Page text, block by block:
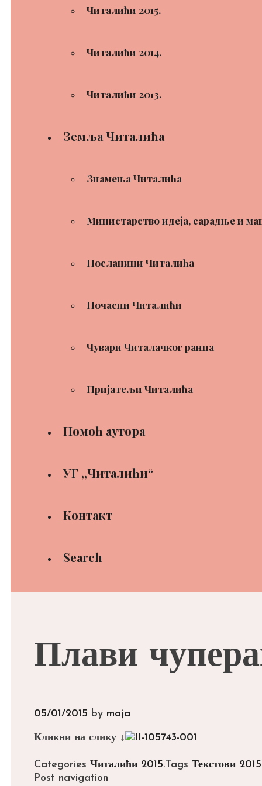
Читалићи 2015.
Читалићи 2014.
Читалићи 2013.
Земља Читалића
Знамења Читалића
Министарство идеја, сарадње и
Посланици Читалића
Почасни Читалићи
Чувари Читалачког ранца
Пријатељи Читалића
Помоћ аутора
УГ ,,Читалићи“
Контакт
Search
Плави
05/01/2015 by maja
Кликни на слику ↓
Categories Читалићи 2015.Tags Текстови
Post navigation